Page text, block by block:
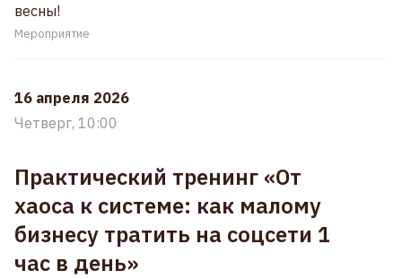
весны!
Мероприятие
16 апреля 2026
Четверг, 10:00
Практический тренинг «От
хаоса к системе: как малому
бизнесу тратить на соцсети 1
час в день»